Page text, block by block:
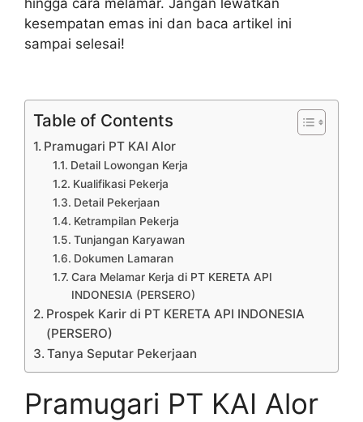
kesempatan emas ini dan baca artikel ini
sampai selesai!
Table of Contents
Pramugari PT KAI Alor
Detail Lowongan Kerja
Kualifikasi Pekerja
Detail Pekerjaan
Ketrampilan Pekerja
Tunjangan Karyawan
Dokumen Lamaran
Cara Melamar Kerja di PT KERETA API
INDONESIA (PERSERO)
Prospek Karir di PT KERETA API INDONESIA
(PERSERO)
Tanya Seputar Pekerjaan
Pramugari PT KAI Alor